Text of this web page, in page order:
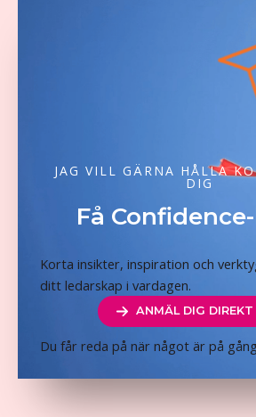
JAG VILL GÄRNA HÅLLA
DIG
Få
Korta insikter, inspiration och
ditt ledarskap i vardagen.
ANMÄL DIG DIREKT
Du får reda på när något är på